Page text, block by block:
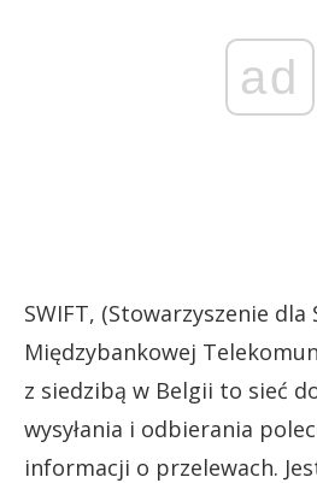
ad
SWIFT, (Stowarzyszenie dla
Międzybankowej
z siedzibą w Belgii to sieć
wysyłania i odbierania
informacji o przelewach.